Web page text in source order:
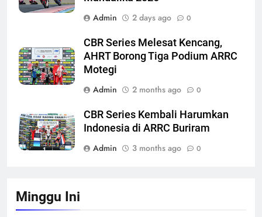
Admin
2 days ago 0
CBR Series Melesat Kencang,
AHRT Borong Tiga Podium ARRC
Motegi
Admin
2 months ago 0
CBR Series Kembali Harumkan
Indonesia di ARRC Buriram
Admin
3 months ago 0
Minggu Ini